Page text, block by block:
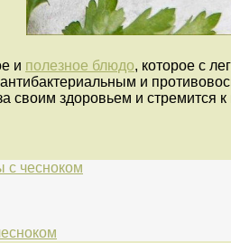
и полезное блюдо, которое с
и
своим здоровьем и стремится
с чесноком